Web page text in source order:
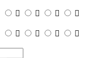
  

  
